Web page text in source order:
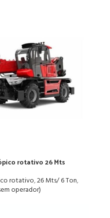
rotativo 26 Mts
rotativo,26 Mts/ 6 Ton,
operador)